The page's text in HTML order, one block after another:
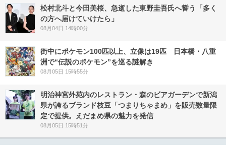
松村北斗と今田美桜、急逝した東野圭吾氏へ誓う「多く
の方へ届けていけたら」
08月04日 14時00分
街中にポケモン100匹以上、立像は19匹 日本橋・八重
洲で“伝説のポケモン”を巡る謎解き
08月05日 15時55分
明治神宮外苑内のレストラン・森のビアガーデンで新潟
県が誇るブランド枝豆「つまりちゃまめ」を販売数量限
定で提供。えだまめ県の魅力を発信
08月05日 15時51分